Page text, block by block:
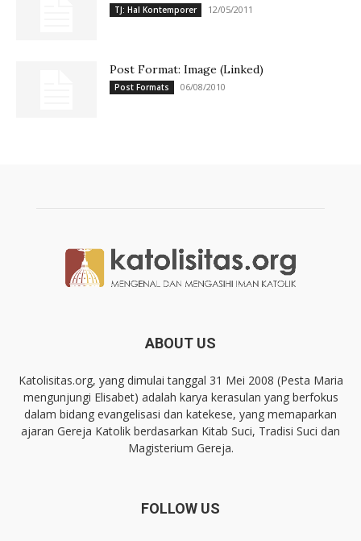
TJ: Hal Kontemporer 12/05/2011
Post Format: Image (Linked)
Post Formats 06/08/2010
ABOUT US
Katolisitas.org, yang dimulai tanggal 31 Mei 2008 (Pesta Maria
mengunjungi Elisabet) adalah karya kerasulan yang berfokus
dalam bidang evangelisasi dan katekese, yang memaparkan
ajaran Gereja Katolik berdasarkan Kitab Suci, Tradisi Suci dan
Magisterium Gereja.
FOLLOW US